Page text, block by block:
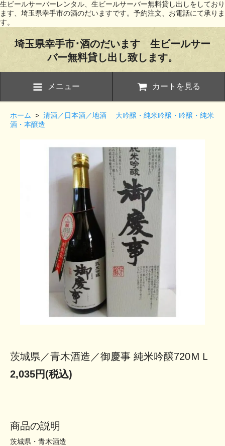
生ビールサーバーレンタル、生ビールサーバー無料貸し出しをしており
ます、埼玉県幸手市の酒のだいますです。予約注文、お電話にて承りま
す。
埼玉県幸手市･酒のだいます 生ビールサー
バー無料貸し出し致します。
メニュー カートを見る
ホーム > 清酒／日本酒／地酒 大吟醸・純米吟醸・吟醸・純米
酒・本醸造
茨城県／青木酒造／御慶事 純米吟醸720ＭＬ
2,035円(税込)
商品の説明
茨城県・青木酒造